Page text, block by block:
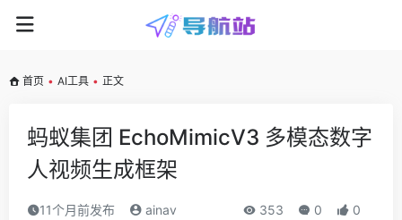
首页 • AI工具 • 正文
蚂蚁集团 EchoMimicV3 多模态数字
人视频生成框架
11个月前发布 ainav 353 0 0